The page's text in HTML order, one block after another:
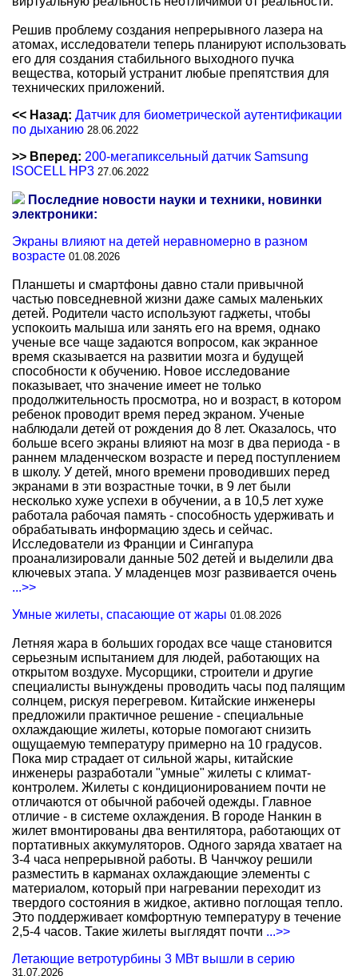
Решив проблему создания непрерывного лазера на
атомах, исследователи теперь планируют использовать
его для создания стабильного выходного пучка
вещества, который устранит любые препятствия для
технических приложений.
<< Назад: Датчик для биометрической аутентификации
по дыханию 28.06.2022
>> Вперед: 200-мегапиксельный датчик Samsung
ISOCELL HP3 27.06.2022
Последние новости науки и техники, новинки
электроники:
Экраны влияют на детей неравномерно в разном
возрасте 01.08.2026
Планшеты и смартфоны давно стали привычной
частью повседневной жизни даже самых маленьких
детей. Родители часто используют гаджеты, чтобы
успокоить малыша или занять его на время, однако
ученые все чаще задаются вопросом, как экранное
время сказывается на развитии мозга и будущей
способности к обучению. Новое исследование
показывает, что значение имеет не только
продолжительность просмотра, но и возраст, в котором
ребенок проводит время перед экраном. Ученые
наблюдали детей от рождения до 8 лет. Оказалось, что
больше всего экраны влияют на мозг в два периода - в
раннем младенческом возрасте и перед поступлением
в школу. У детей, много времени проводивших перед
экранами в эти возрастные точки, в 9 лет были
несколько хуже успехи в обучении, а в 10,5 лет хуже
работала рабочая память - способность удерживать и
обрабатывать информацию здесь и сейчас.
Исследователи из Франции и Сингапура
проанализировали данные 502 детей и выделили два
ключевых этапа. У младенцев мозг развивается очень
...>>
Умные жилеты, спасающие от жары 01.08.2026
Летняя жара в больших городах все чаще становится
серьезным испытанием для людей, работающих на
открытом воздухе. Мусорщики, строители и другие
специалисты вынуждены проводить часы под палящим
солнцем, рискуя перегревом. Китайские инженеры
предложили практичное решение - специальные
охлаждающие жилеты, которые помогают снизить
ощущаемую температуру примерно на 10 градусов.
Пока мир страдает от сильной жары, китайские
инженеры разработали "умные" жилеты с климат-
контролем. Жилеты с кондиционированием почти не
отличаются от обычной рабочей одежды. Главное
отличие - в системе охлаждения. В городе Нанкин в
жилет вмонтированы два вентилятора, работающих от
портативных аккумуляторов. Одного заряда хватает на
3-4 часа непрерывной работы. В Чанчжоу решили
разместить в карманах охлаждающие элементы с
материалом, который при нагревании переходит из
твердого состояния в жидкое, активно поглощая тепло.
Это поддерживает комфортную температуру в течение
2,5-4 часов. Такие жилеты выглядят почти ...>>
Летающие ветротурбины 3 МВт вышли в серию
31.07.2026